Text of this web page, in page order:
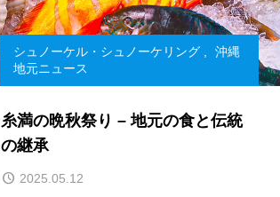
シュノーケル・シュノーケリング ,
沖縄
地元ニュース
糸満の晩秋祭り – 地元の食と伝統
の継承
2025.05.12